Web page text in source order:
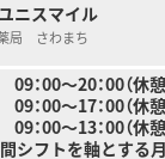
ニスマイル
局 さわまち
00～20：00（休憩
00～17：00（休憩
～13：00（休憩
シフトを軸とする